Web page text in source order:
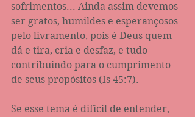
sofrimentos... Ainda assim devemos
ser gratos, humildes e esperançosos
pelo livramento, pois é Deus quem
dá e tira, cria e desfaz, e tudo
contribuindo para o cumprimento
de seus propósitos (Is 45:7).
Se esse tema é difícil de entender,